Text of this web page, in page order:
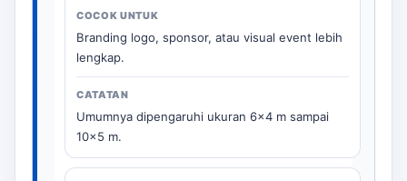
Branding logo, sponsor, atau visual event lebih
lengkap.
Umumnya dipengaruhi ukuran 6x4 m sampai
10x5 m.